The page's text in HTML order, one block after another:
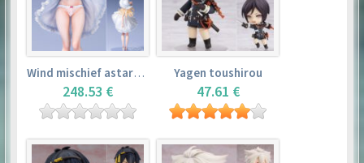
Wind mischief astarotte
248.53 €
Yagen toushirou
47.61 €